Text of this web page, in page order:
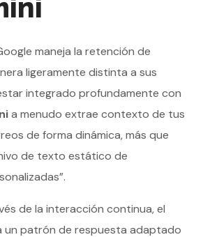
maneja la retención de
ligeramente distinta a sus
integrado profundamente con
a menudo extrae contexto de tus
de forma dinámica, más que
de texto estático de
de la interacción continua, el
patrón de respuesta adaptado